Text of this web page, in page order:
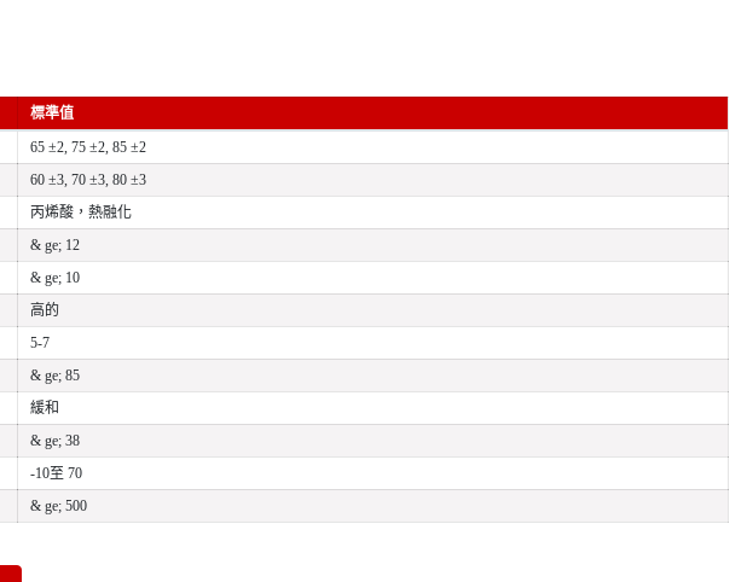
標準值
65 ±2, 75 ±2, 85 ±2
60 ±3, 70 ±3, 80 ±3
丙烯酸，熱融化
& ge; 12
& ge; 10
高的
5-7
& ge; 85
緩和
& ge; 38
-10至 70
& ge; 500